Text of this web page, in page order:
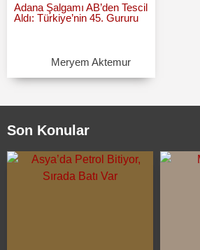
Adana Şalgamı AB’den Tescil
Aldı: Türkiye’nin 45. Gururu
Meryem Aktemur
Son Konular